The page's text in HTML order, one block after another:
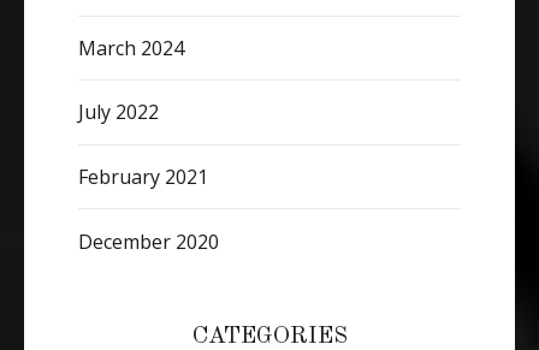
March 2024
July 2022
February 2021
December 2020
CATEGORIES